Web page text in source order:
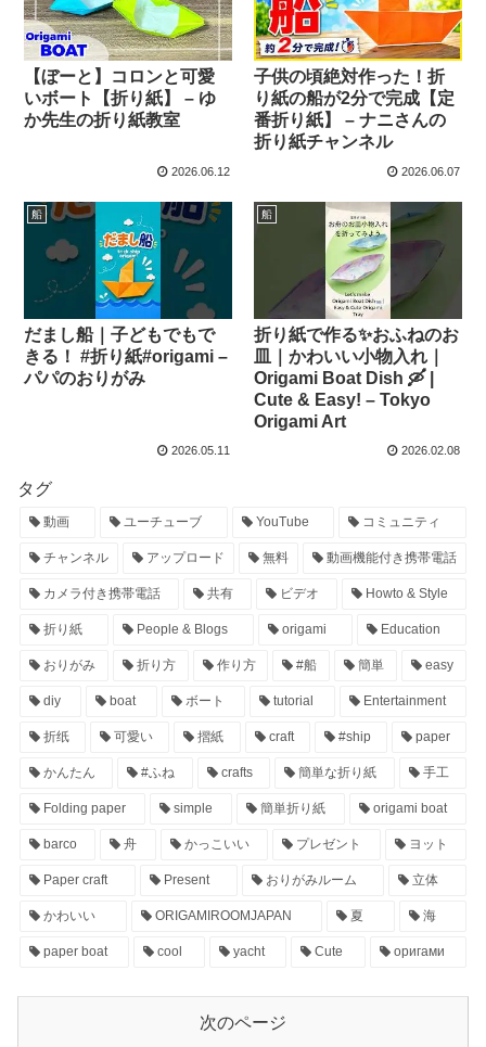
【ぼーと】コロンと可愛
いボート【折り紙】 – ゆ
か先生の折り紙教室
2026.06.12
子供の頃絶対作った！折
り紙の船が2分で完成【定
番折り紙】 – ナニさんの
折り紙チャンネル
2026.06.07
船
だまし船｜子どもでもで
きる！ #折り紙#origami –
パパのおりがみ
2026.05.11
船
折り紙で作る✨おふねのお
皿｜かわいい小物入れ｜
Origami Boat Dish 🛶 |
Cute & Easy! – Tokyo
Origami Art
2026.02.08
タグ
動画 ユーチューブ YouTube コミュニティ
チャンネル アップロード 無料 動画機能付き携帯電話
カメラ付き携帯電話 共有 ビデオ Howto & Style
折り紙 People & Blogs origami Education
おりがみ 折り方 作り方 #船 簡単 easy
diy boat ボート tutorial Entertainment
折纸 可愛い 摺紙 craft #ship paper
かんたん #ふね crafts 簡単な折り紙 手工
Folding paper simple 簡単折り紙 origami boat
barco 舟 かっこいい プレゼント ヨット
Paper craft Present おりがみルーム 立体
かわいい ORIGAMIROOMJAPAN 夏 海
paper boat cool yacht Cute оригами
次のページ